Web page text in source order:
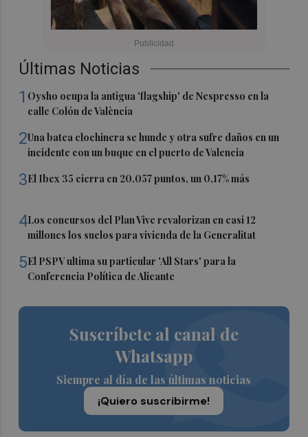
Últimas Noticias
1 Oysho ocupa la antigua 'flagship' de Nespresso en la
calle Colón de València
2Una batea clochinera se hunde y otra sufre daños en un
incidente con un buque en el puerto de Valencia
3El Ibex 35 cierra en 20.057 puntos, un 0,17% más
4Los concursos del Plan Vive revalorizan en casi 12
millones los suelos para vivienda de la Generalitat
5El PSPV ultima su particular 'All Stars' para la
Conferencia Política de Alicante
Suscríbete al canal de
Whatsapp
Siempre al día de las últimas noticias
¡Quiero suscribirme!